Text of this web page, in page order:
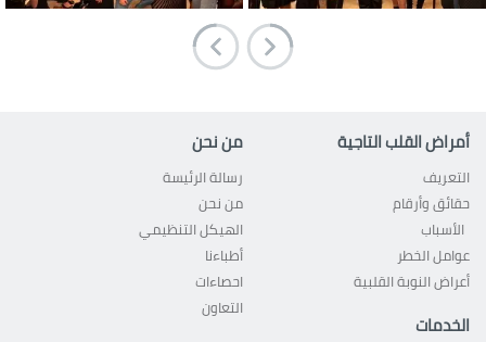
من نحن
رسالة الرئيسة
من نحن
الهيكل التنظيمي
أطباءنا
احصاءات
التعاون
أمراض القلب التاجية
التعريف
حقائق وأرقام
الأسباب
عوامل الخطر
أعراض النوبة القلبية
الخدمات